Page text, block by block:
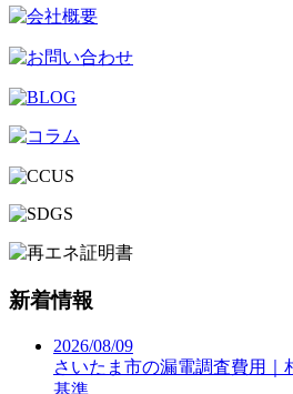
新着情報
2026/08/09
さいたま市の漏電調査費用｜
基準